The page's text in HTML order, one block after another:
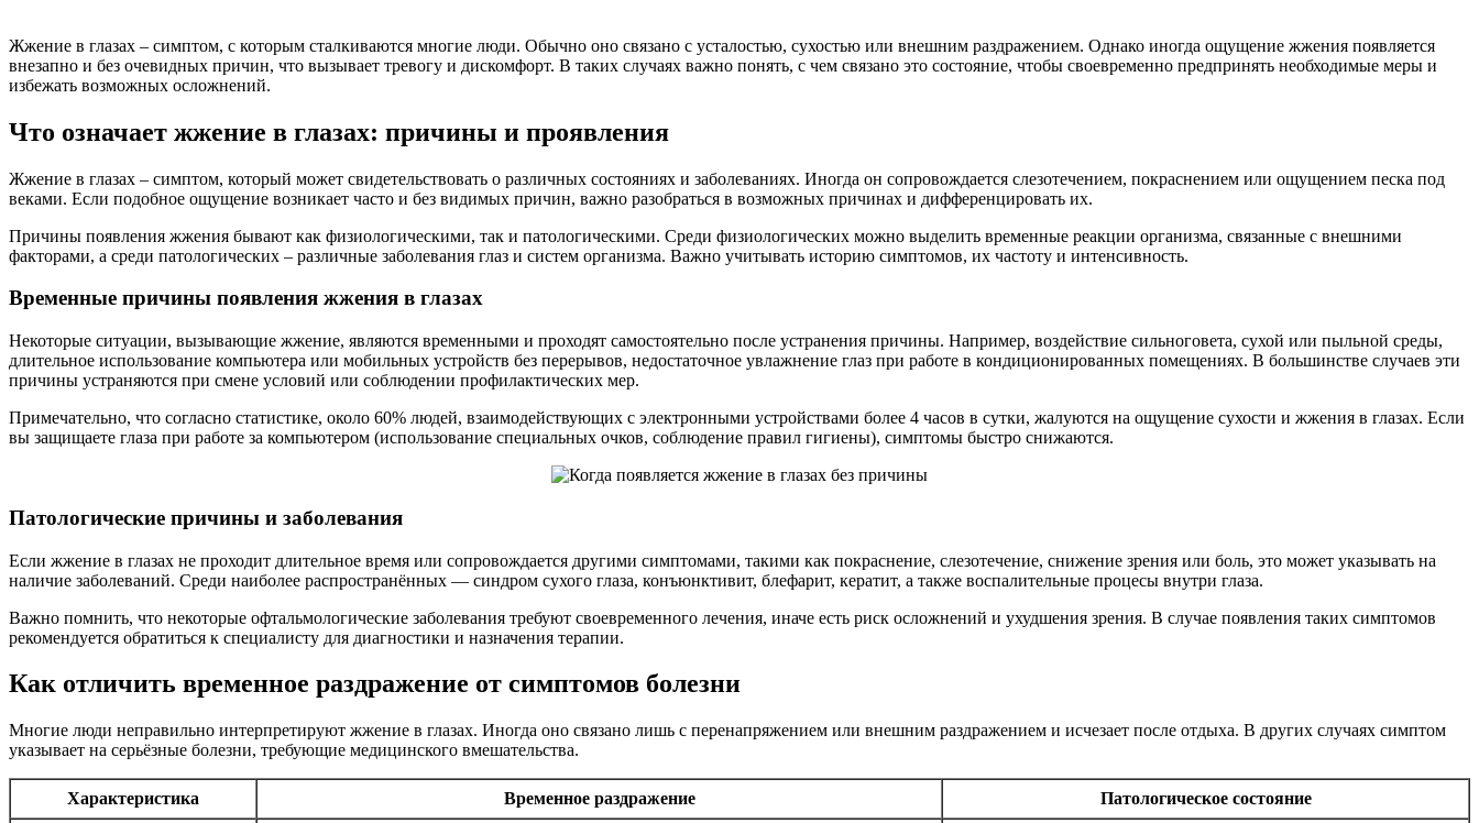
Жжение в глазах – симптом, с которым сталкиваются многие люди. Обычно оно связано с усталостью, сухостью или внешним раздражением. Однако иногда ощущение жжения появляется
внезапно и без очевидных причин, что вызывает тревогу и дискомфорт. В таких случаях важно понять, с чем связано это состояние, чтобы своевременно предпринять необходимые меры и
избежать возможных осложнений.
Что означает жжение в глазах: причины и проявления
Жжение в глазах – симптом, который может свидетельствовать о различных состояниях и заболеваниях. Иногда он сопровождается слезотечением, покраснением или ощущением песка под
веками. Если подобное ощущение возникает часто и без видимых причин, важно разобраться в возможных причинах и дифференцировать их.
Причины появления жжения бывают как физиологическими, так и патологическими. Среди физиологических можно выделить временные реакции организма, связанные с внешними
факторами, а среди патологических – различные заболевания глаз и систем организма. Важно учитывать историю симптомов, их частоту и интенсивность.
Временные причины появления жжения в глазах
Некоторые ситуации, вызывающие жжение, являются временными и проходят самостоятельно после устранения причины. Например, воздействие сильноговета, сухой или пыльной среды,
длительное использование компьютера или мобильных устройств без перерывов, недостаточное увлажнение глаз при работе в кондиционированных помещениях. В большинстве случаев эти
причины устраняются при смене условий или соблюдении профилактических мер.
Примечательно, что согласно статистике, около 60% людей, взаимодействующих с электронными устройствами более 4 часов в сутки, жалуются на ощущение сухости и жжения в глазах. Если
вы защищаете глаза при работе за компьютером (использование специальных очков, соблюдение правил гигиены), симптомы быстро снижаются.
Патологические причины и заболевания
Если жжение в глазах не проходит длительное время или сопровождается другими симптомами, такими как покраснение, слезотечение, снижение зрения или боль, это может указывать на
наличие заболеваний. Среди наиболее распространённых — синдром сухого глаза, конъюнктивит, блефарит, кератит, а также воспалительные процесы внутри глаза.
Важно помнить, что некоторые офтальмологические заболевания требуют своевременного лечения, иначе есть риск осложнений и ухудшения зрения. В случае появления таких симптомов
рекомендуется обратиться к специалисту для диагностики и назначения терапии.
Как отличить временное раздражение от симптомов болезни
Многие люди неправильно интерпретируют жжение в глазах. Иногда оно связано лишь с перенапряжением или внешним раздражением и исчезает после отдыха. В других случаях симптом
указывает на серьёзные болезни, требующие медицинского вмешательства.
Характеристика Временное раздражение Патологическое состояние